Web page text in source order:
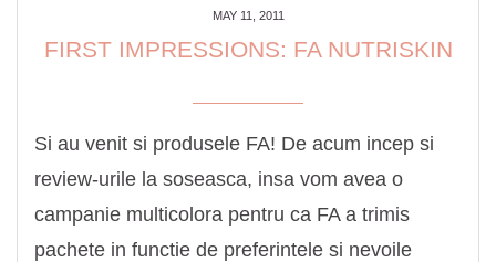
MAY 11, 2011
FIRST IMPRESSIONS: FA NUTRISKIN
Si au venit si produsele FA! De acum incep si
review-urile la soseasca, insa vom avea o
campanie multicolora pentru ca FA a trimis
pachete in functie de preferintele si nevoile